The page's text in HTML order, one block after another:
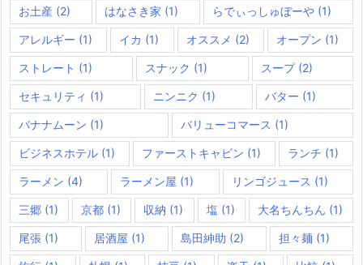
お土産 (2) はなさき家 (1) らでぃっしゅぼーや (1)
アレルギー (1) イカ (1) オススメ (2) オープン (1)
ストレート (1) スナック (1) スープ(2)
セキュリティ (1) ニンニク (1) バター (1)
バナナムーン (1) バリューコマース (1)
ビジネスホテル (1) ファーストキャビン (1) ランチ (1)
ラーメン (4) ラーメン屋 (1) リンゴジュース (1)
三郷 (1) 京都 (1) 収納 (1) 塩 (1) 大名ちんちん (1)
尾張 (1) 居酒屋 (1) 島田紳助 (2) 担々麺 (1)